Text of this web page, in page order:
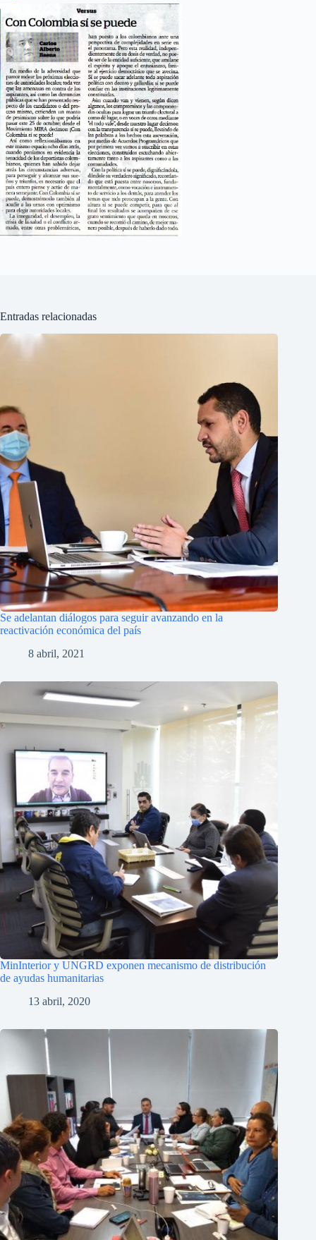
Entradas relacionadas
Se adelantan diálogos para seguir avanzando en la
reactivación económica del país
8 abril, 2021
MinInterior y UNGRD exponen mecanismo de distribución
de ayudas humanitarias
13 abril, 2020